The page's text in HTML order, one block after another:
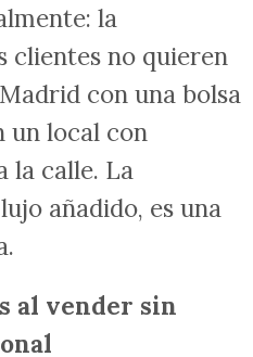
la
clientes no quieren
con una bolsa
un local con
la calle. La
añadido, es una
al vender sin